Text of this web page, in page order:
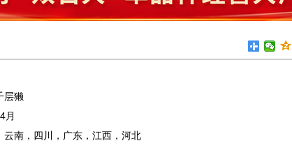
层獭
月
云南，四川，广东，江西，河北